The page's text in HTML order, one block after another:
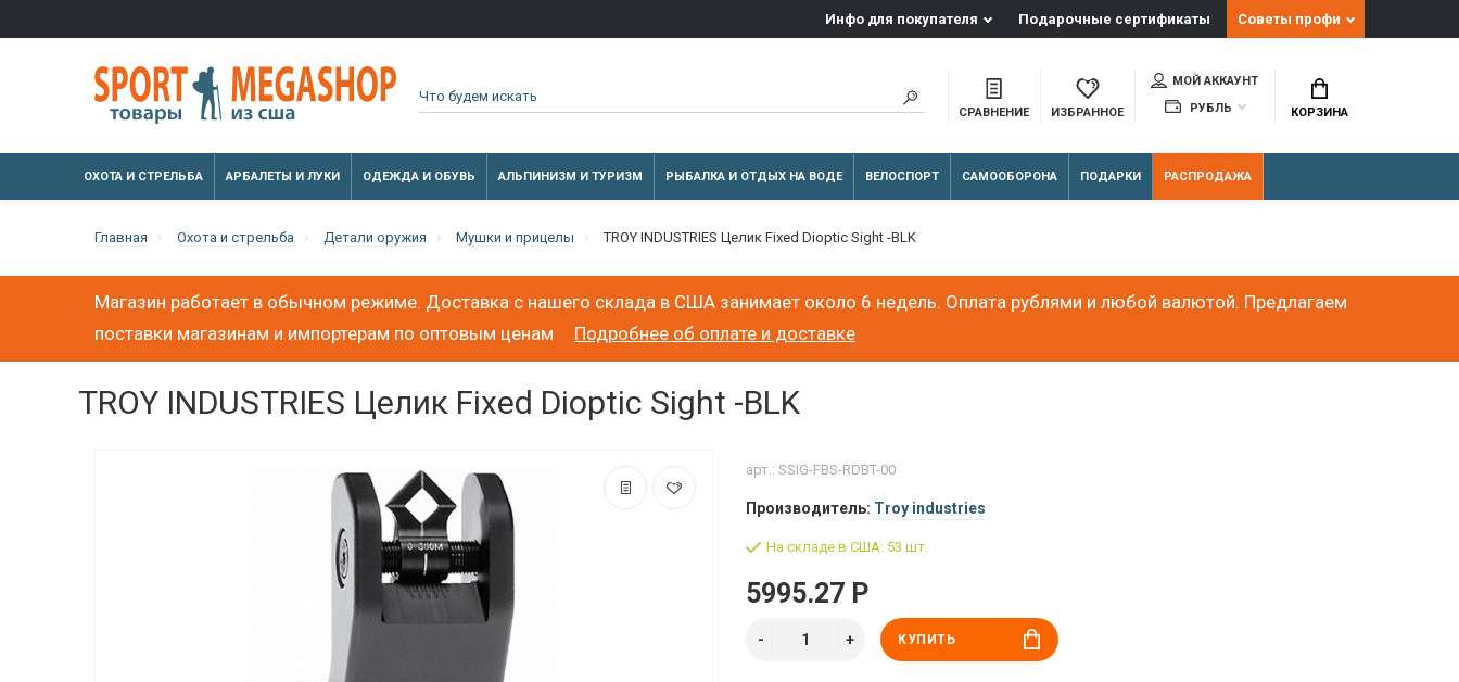
Инфо для покупателя Подарочные сертификаты Советы профи
СРАВНЕНИЕ ИЗБРАННОЕ
МОЙ АККАУНТ
РУБЛЬ
КОРЗИНА
ОХОТА И СТРЕЛЬБА АРБАЛЕТЫ И ЛУКИ ОДЕЖДА И ОБУВЬ АЛЬПИНИЗМ И ТУРИЗМ РЫБАЛКА И ОТДЫХ НА ВОДЕ ВЕЛОСПОРТ САМООБОРОНА ПОДАРКИ РАСПРОДАЖА
Главная Охота и стрельба Детали оружия Мушки и прицелы TROY INDUSTRIES Целик Fixed Dioptic Sight -BLK
Магазин работает в обычном режиме. Доставка с нашего склада в США занимает около 6 недель. Оплата рублями и любой валютой. Предлагаем
поставки магазинам и импортерам по оптовым ценам
Подробнее об оплате и доставке
TROY INDUSTRIES Целик Fixed Dioptic Sight -BLK
арт.: SSIG-FBS-RDBT-00
Производитель: Troy industries
На складе в США: 53 шт.
5995.27 Р
КУПИТЬ